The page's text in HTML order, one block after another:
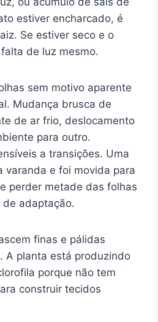
estiver encharcado, é
Se estiver seco e o
de luz mesmo.
sem motivo aparente
Mudança brusca de
de ar frio, deslocamento
para outro.
a transições. Uma
varanda e foi movida para
perder metade das folhas
de adaptação.
finas e pálidas
A planta está produzindo
porque não tem
construir tecidos